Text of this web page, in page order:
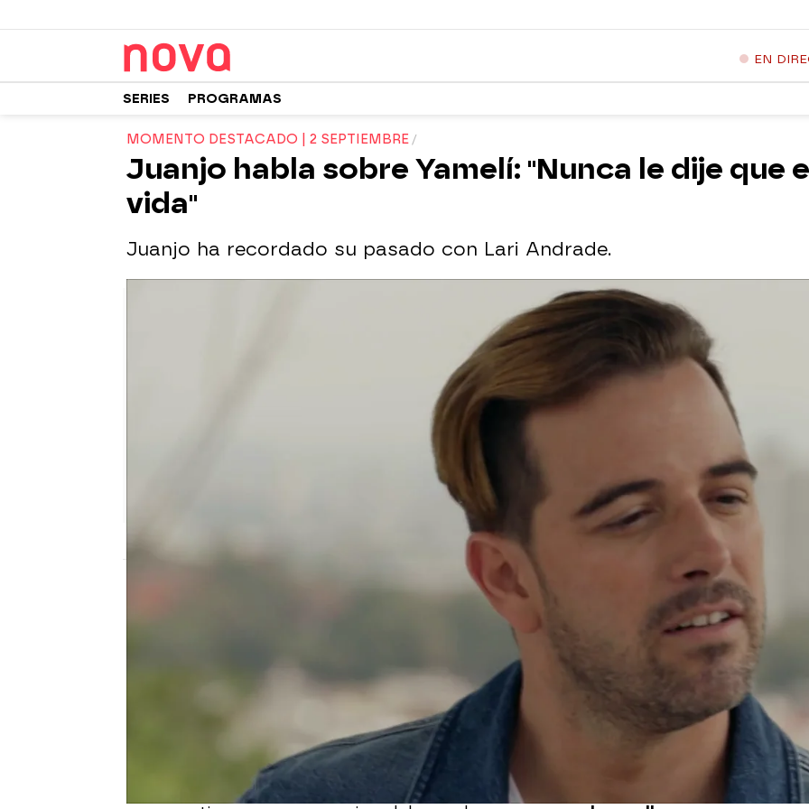
EN
SERIES PROGRAMAS
MOMENTO DESTACADO | 2 SEPTIEMBRE
Juanjo habla sobre Yamelí: "Nunca le dije que
vida"
Juanjo ha recordado su pasado con Lari Andrade.
WhatsappFacebook
X
Lari está intentando llegar a Ramón 'Monchis' a través de su
hijo Erick, también conocido como Pez Koi, por su nombre
artístico. Para ello,
se está haciendo pasar por una productora
que quiere contratarlo y
necesitará la ayuda de Juanjo
para encontrarlo.
Sin embargo, Lari está jugando con fuego pasando tanto